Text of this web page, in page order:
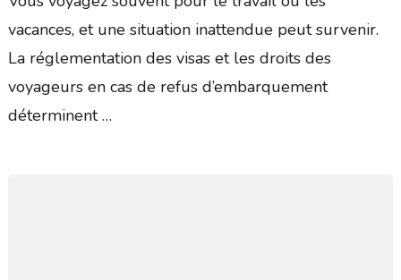
vacances, et une situation inattendue peut survenir.
La réglementation des visas et les droits des
voyageurs en cas de refus d’embarquement
déterminent …